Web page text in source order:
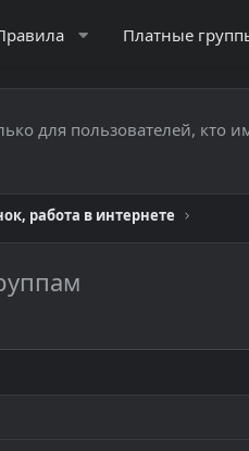
Платные
для пользователей, кто
работа в интернете